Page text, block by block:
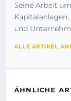
Seine Arbeit
und
ALLE ARTIKEL
ÄHNLICHE